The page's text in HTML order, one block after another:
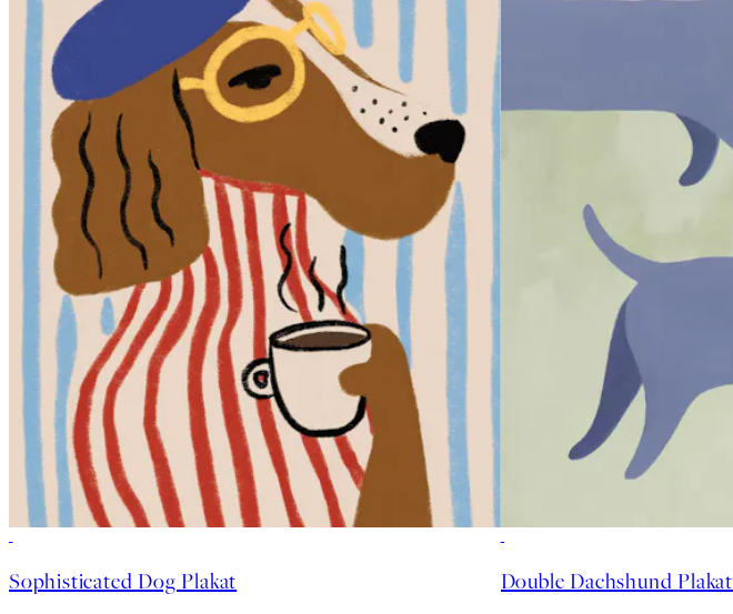
Sophisticated Dog Plakat Double Dachshund Plakat